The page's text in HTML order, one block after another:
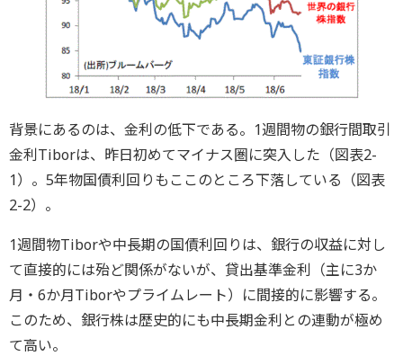
背景にあるのは、金利の低下である。1週間物の銀行間取引
金利Tiborは、昨日初めてマイナス圏に突入した（図表2-
1）。5年物国債利回りもここのところ下落している（図表
2-2）。
1週間物Tiborや中長期の国債利回りは、銀行の収益に対し
て直接的には殆ど関係がないが、貸出基準金利（主に3か
月・6か月Tiborやプライムレート）に間接的に影響する。
このため、銀行株は歴史的にも中長期金利との連動が極め
て高い。